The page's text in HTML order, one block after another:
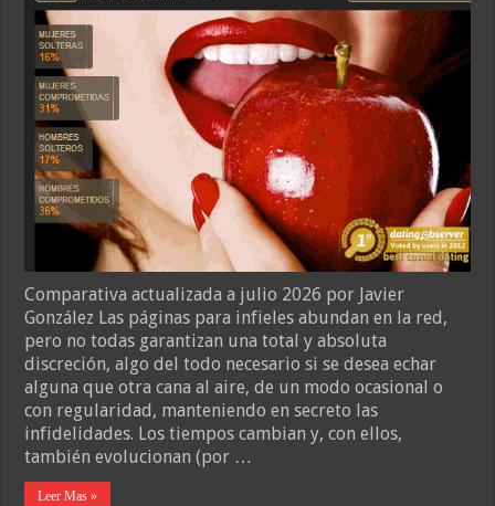
Comparativa actualizada a julio 2026 por Javier
González Las páginas para infieles abundan en la red,
pero no todas garantizan una total y absoluta
discreción, algo del todo necesario si se desea echar
alguna que otra cana al aire, de un modo ocasional o
con regularidad, manteniendo en secreto las
infidelidades. Los tiempos cambian y, con ellos,
también evolucionan (por …
Leer Mas »